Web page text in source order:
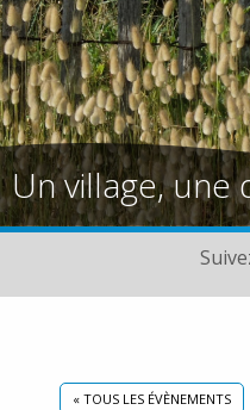
Un village, une
« TOUS LES ÉVÈNEMENTS